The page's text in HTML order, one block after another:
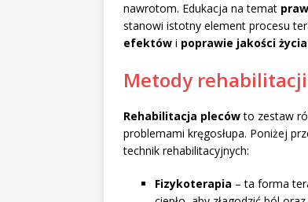
nawrotom. Edukacja na temat
stanowi istotny element procesu
efektów i poprawie jakości życia
Metody rehabilitacji
Rehabilitacja plecówto zestaw
problemami kręgosłupa. Poniżej
technik rehabilitacyjnych:
Fizykoterapia – ta forma